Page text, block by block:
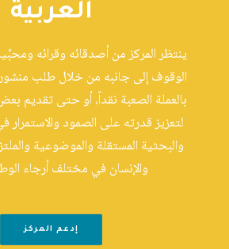
العربية
ينتظر المركز من أصدقائه وقرائه
الوقوف إلى جانبه من خلال طلب
بالعملة الصعبة نقداً، أو حتى تقديم
لتعزيز قدرته على الصمود والاستمرار
والبحثية المستقلة والموضوعية
والإنسان في مختلف أرجاء
إدعم المركز